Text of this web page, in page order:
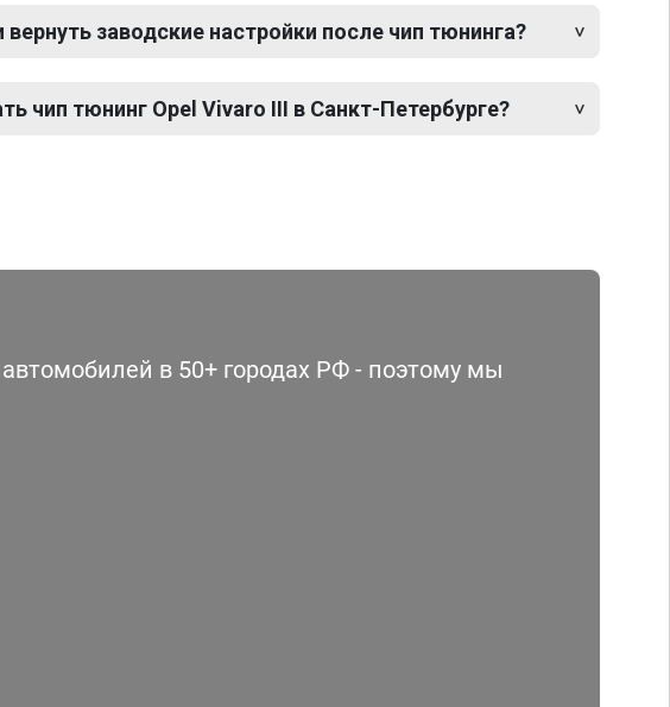
заводские настройки после чип тюнинга?
чип тюнинг Opel Vivaro III в Санкт-Петербурге?
в 50+ городах РФ - поэтому мы